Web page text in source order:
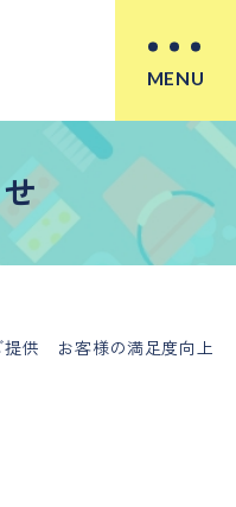
MENU
提供 お客様の満足度向上